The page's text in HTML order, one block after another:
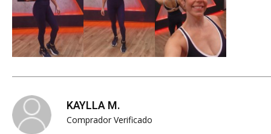
KAYLLA M.
Comprador Verificado